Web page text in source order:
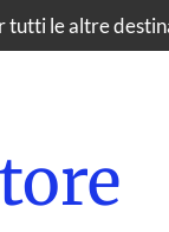
tutti le altre